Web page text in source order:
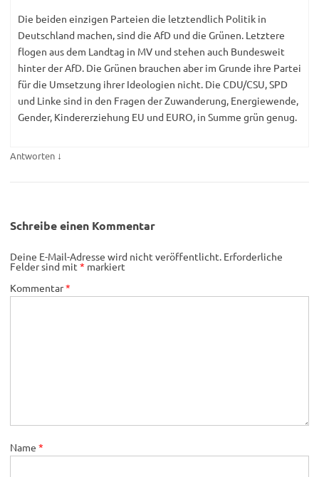
Die beiden einzigen Parteien die letztendlich Politik in
Deutschland machen, sind die AfD und die Grünen. Letztere
flogen aus dem Landtag in MV und stehen auch Bundesweit
hinter der AfD. Die Grünen brauchen aber im Grunde ihre Partei
für die Umsetzung ihrer Ideologien nicht. Die CDU/CSU, SPD
und Linke sind in den Fragen der Zuwanderung, Energiewende,
Gender, Kindererziehung EU und EURO, in Summe grün genug.
Antworten ↓
Schreibe einen Kommentar
Deine E-Mail-Adresse wird nicht veröffentlicht. Erforderliche
Felder sind mit * markiert
Kommentar*
Name *